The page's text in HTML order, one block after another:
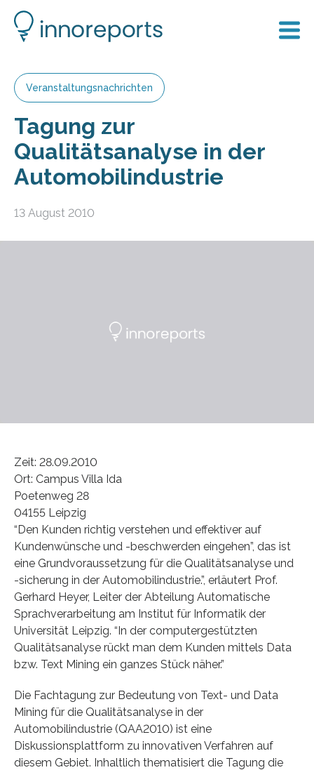
Veranstaltungsnachrichten
Tagung zur
Qualitätsanalyse in der
Automobilindustrie
13 August 2010
Zeit: 28.09.2010
Ort: Campus Villa Ida
Poetenweg 28
04155 Leipzig
“Den Kunden richtig verstehen und effektiver auf
Kundenwünsche und -beschwerden eingehen”, das ist
eine Grundvoraussetzung für die Qualitätsanalyse und
-sicherung in der Automobilindustrie.”, erläutert Prof.
Gerhard Heyer, Leiter der Abteilung Automatische
Sprachverarbeitung am Institut für Informatik der
Universität Leipzig. “In der computergestützten
Qualitätsanalyse rückt man dem Kunden mittels Data
bzw. Text Mining ein ganzes Stück näher.”
Die Fachtagung zur Bedeutung von Text- und Data
Mining für die Qualitätsanalyse in der
Automobilindustrie (QAA2010) ist eine
Diskussionsplattform zu innovativen Verfahren auf
diesem Gebiet. Inhaltlich thematisiert die Tagung die